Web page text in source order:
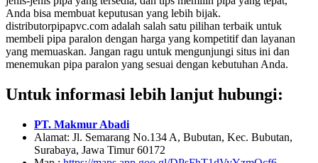
Anda bisa membuat keputusan yang lebih bijak.
distributorpipapvc.com adalah salah satu pilihan terbaik untuk
membeli pipa paralon dengan harga yang kompetitif dan layanan
yang memuaskan. Jangan ragu untuk mengunjungi situs ini dan
menemukan pipa paralon yang sesuai dengan kebutuhan Anda.
Untuk informasi lebih lanjut hubungi:
PT. Makmur Abadi
Alamat: Jl. Semarang No.134 A, Bubutan, Kec. Bubutan,
Surabaya, Jawa Timur 60172